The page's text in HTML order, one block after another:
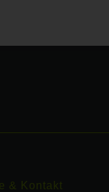
& Kontakt